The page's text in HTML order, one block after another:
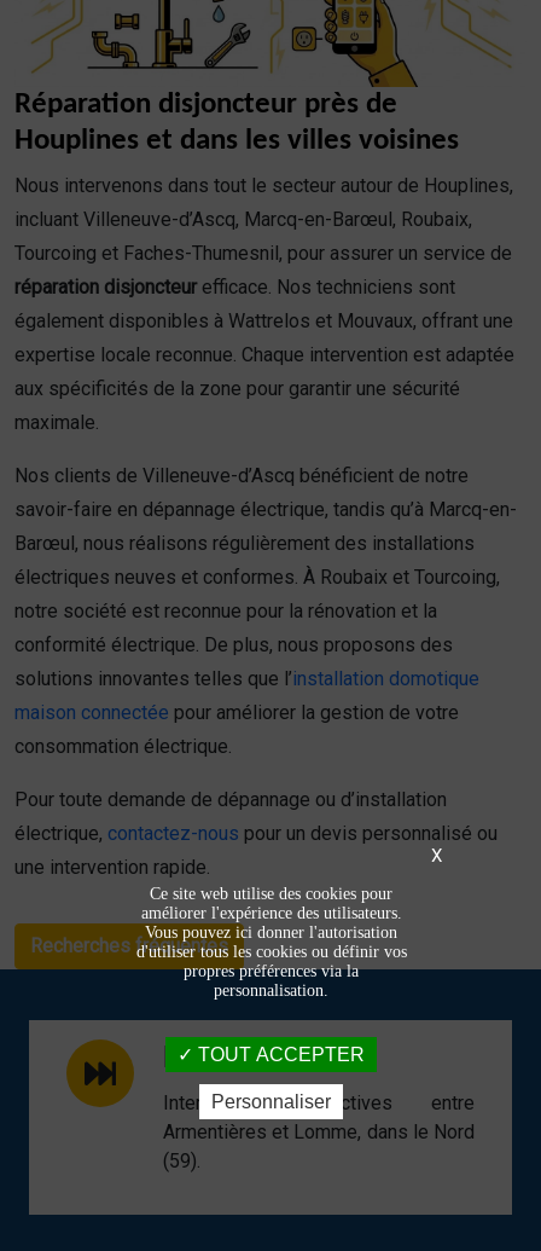
Réparation disjoncteur près de
Houplines et dans les villes voisines
Nous intervenons dans tout le secteur autour de Houplines,
incluant Villeneuve-d’Ascq, Marcq-en-Barœul, Roubaix,
Tourcoing et Faches-Thumesnil, pour assurer un service de
réparation disjoncteurefficace. Nos techniciens sont
également disponibles à Wattrelos et Mouvaux, offrant une
expertise locale reconnue. Chaque intervention est adaptée
aux spécificités de la zone pour garantir une sécurité
maximale.
Nos clients de Villeneuve-d’Ascq bénéficient de notre
savoir-faire en dépannage électrique, tandis qu’à Marcq-en-
Barœul, nous réalisons régulièrement des installations
électriques neuves et conformes. À Roubaix et Tourcoing,
notre société est reconnue pour la rénovation et la
conformité électrique. De plus, nous proposons des
solutions innovantes telles que l’installation domotique
maison connectée pour améliorer la gestion de votre
consommation électrique.
Pour toute demande de dépannage ou d’installation
électrique, contactez-nous pour un devis personnalisé ou
une intervention rapide.
Recherches fréquentes
Rapidité
Interventions réactives entre
Armentières et Lomme, dans le Nord
(59).
X
Ce site web utilise des cookies pour
améliorer l'expérience des utilisateurs.
Vous pouvez ici donner l'autorisation
d'utiliser tous les cookies ou définir vos
propres préférences via la
personnalisation.
TOUT ACCEPTER
Personnaliser